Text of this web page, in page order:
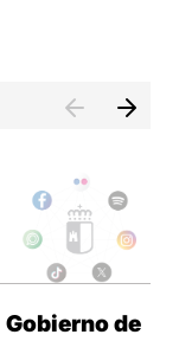
Gobierno de